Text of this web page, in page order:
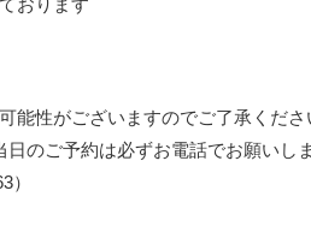
おります
能性がございますのでご了承くだ
日のご予約は必ずお電話でお願いし
）